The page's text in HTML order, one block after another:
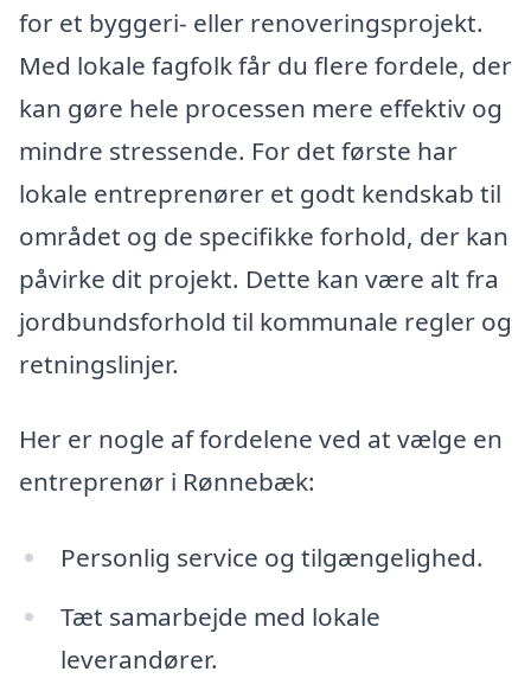
for et byggeri- eller renoveringsprojekt.
Med lokale fagfolk får du flere fordele, der
kan gøre hele processen mere effektiv og
mindre stressende. For det første har
lokale entreprenører et godt kendskab til
området og de specifikke forhold, der kan
påvirke dit projekt. Dette kan være alt fra
jordbundsforhold til kommunale regler og
retningslinjer.
Her er nogle af fordelene ved at vælge en
entreprenør i Rønnebæk:
Personlig service og tilgængelighed.
Tæt samarbejde med lokale
leverandører.